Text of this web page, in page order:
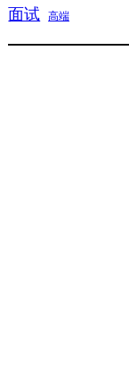
面试 高端